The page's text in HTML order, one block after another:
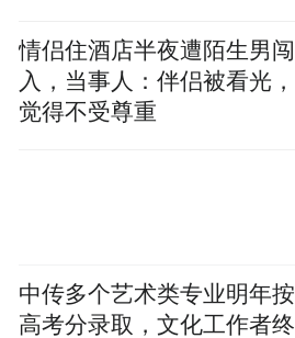
情侣住酒店半夜遭陌生男闯
入，当事人：伴侣被看光，
觉得不受尊重
中传多个艺术类专业明年按
高考分录取，文化工作者终